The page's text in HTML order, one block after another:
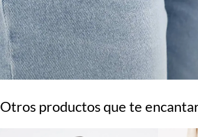
Otros productos que te